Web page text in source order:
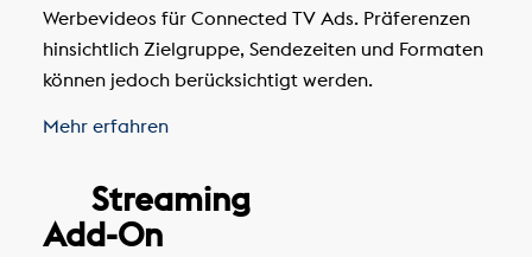
Werbevideos für Connected TV Ads. Präferenzen
hinsichtlich Zielgruppe, Sendezeiten und Formaten
können jedoch berücksichtigt werden.
Mehr erfahren
Streaming
Add-On